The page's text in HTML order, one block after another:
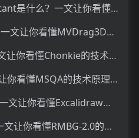
Vision Search Assistant是什么？一文让你看懂Vision Search Assistant的技术原理、主要功能、应用场景
MVDrag3D是什么？一文让你看懂MVDrag3D的技术原理、主要功能、应用场景
Chonkie是什么？一文让你看懂Chonkie的技术原理、主要功能、应用场景
MSQA是什么？一文让你看懂MSQA的技术原理、主要功能、应用场景
Excalidraw是什么？一文让你看懂Excalidraw的技术原理、主要功能、应用场景
RMBG-2.0是什么？一文让你看懂RMBG-2.0的技术原理、主要功能、应用场景